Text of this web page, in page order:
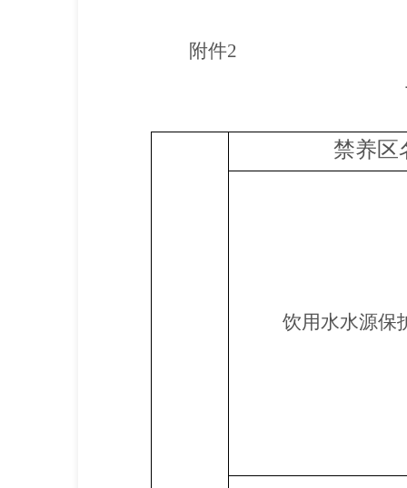
附件2
禁养区
饮用水水源保